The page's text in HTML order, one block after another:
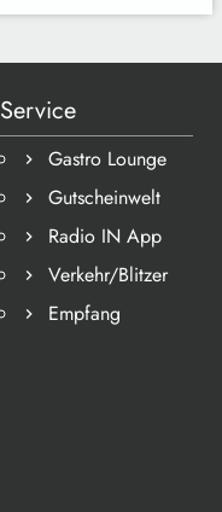
Service
Gastro Lounge
Gutscheinwelt
Radio IN App
Verkehr/Blitzer
Empfang